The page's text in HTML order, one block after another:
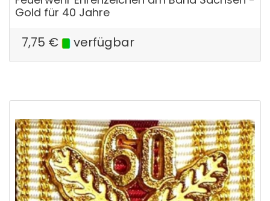
Gold für 40 Jahre
7,75 € verfügbar